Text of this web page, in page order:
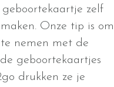
zelf
Onze tip is om
nemen met de
geboortekaartjes
drukken ze je